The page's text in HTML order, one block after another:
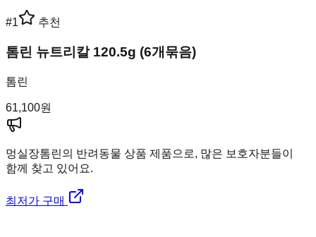
#1 추천
톰린 뉴트리칼 120.5g (6개묶음)
톰린
61,100원
멍실장톰린의 반려동물 상품 제품으로, 많은 보호자분들이
함께 찾고 있어요.
최저가 구매